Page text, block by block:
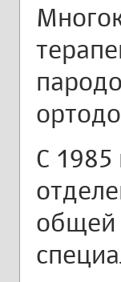
С 1985
общей